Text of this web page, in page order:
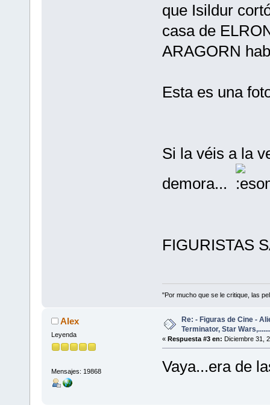
que Isildur
casa de
ARAGORN
Esta es una
Si la véis a la
demora...
FIGURISTAS
"Por mucho que se le critique, las
Alex
Leyenda
Mensajes: 19868
Re: - Figuras de Cine -
Terminator, Star Wars,.......
« Respuesta #3 en: Diciembre 31,
Vaya...era de